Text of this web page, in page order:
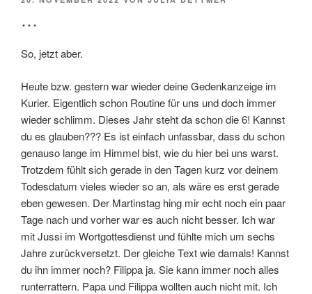
…
So, jetzt aber.
Heute bzw. gestern war wieder deine Gedenkanzeige im
Kurier. Eigentlich schon Routine für uns und doch immer
wieder schlimm. Dieses Jahr steht da schon die 6! Kannst
du es glauben??? Es ist einfach unfassbar, dass du schon
genauso lange im Himmel bist, wie du hier bei uns warst.
Trotzdem fühlt sich gerade in den Tagen kurz vor deinem
Todesdatum vieles wieder so an, als wäre es erst gerade
eben gewesen. Der Martinstag hing mir echt noch ein paar
Tage nach und vorher war es auch nicht besser. Ich war
mit Jussi im Wortgottesdienst und fühlte mich um sechs
Jahre zurückversetzt. Der gleiche Text wie damals! Kannst
du ihn immer noch? Filippa ja. Sie kann immer noch alles
runterrattern. Papa und Filippa wollten auch nicht mit. Ich